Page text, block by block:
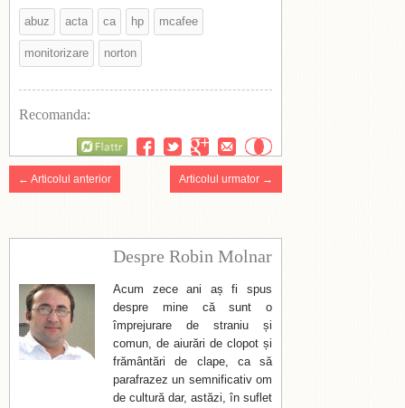
abuz acta ca hp mcafee
monitorizare norton
Recomanda:
← Articolul anterior Articolul urmator →
Despre Robin Molnar
Acum zece ani aș fi spus
despre mine că sunt o
împrejurare de straniu și
comun, de aiurări de clopot și
frământări de clape, ca să
parafrazez un semnificativ om
de cultură dar, astăzi, în suflet